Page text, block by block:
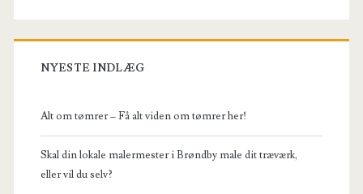
NYESTE INDLÆG
Alt om tømrer – Få alt viden om tømrer her!
Skal din lokale malermester i Brøndby male dit træværk,
eller vil du selv?